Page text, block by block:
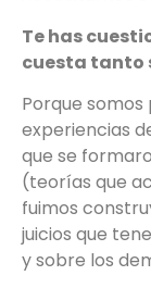
Te has
cuesta tanto
Porque
experiencias
que se
(teorías que
fuimos
juicios que
y sobre los